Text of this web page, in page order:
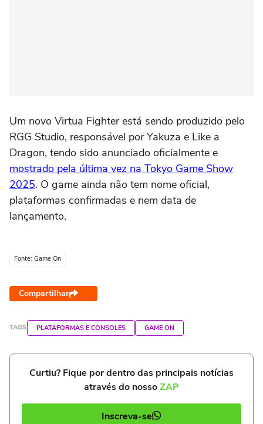
Um novo Virtua Fighter está sendo produzido pelo
RGG Studio, responsável por Yakuza e Like a
Dragon, tendo sido anunciado oficialmente e
mostrado pela última vez na Tokyo Game Show
2025. O game ainda não tem nome oficial,
plataformas confirmadas e nem data de
lançamento.
Fonte: Game On
Compartilhar
TAGS PLATAFORMAS E CONSOLES GAME ON
Curtiu? Fique por dentro das principais notícias
através do nossoZAP
Inscreva-se